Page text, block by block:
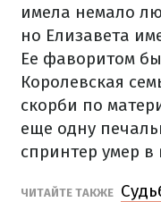
имела немало
но Елизавета
Ее фаворитом
Королевская
скорби по
еще одну
спринтер умер в
ЧИТАЙТЕ ТАКЖЕ